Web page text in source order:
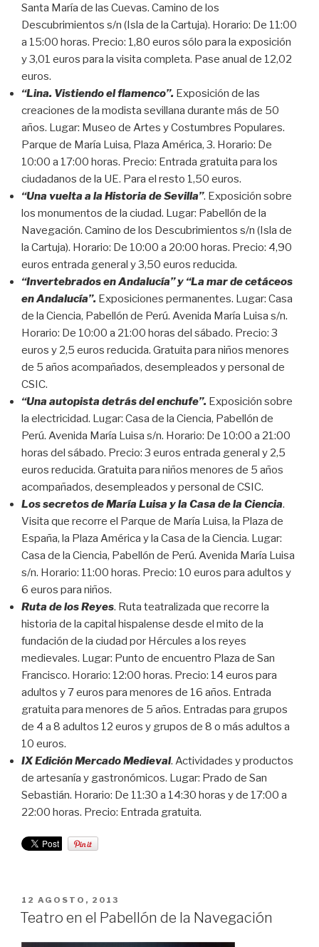
Santa María de las Cuevas. Camino de los
Descubrimientos s/n (Isla de la Cartuja). Horario: De 11:00
a 15:00 horas. Precio: 1,80 euros sólo para la exposición
y 3,01 euros para la visita completa. Pase anual de 12,02
euros.
“Lina. Vistiendo el flamenco”. Exposición de las
creaciones de la modista sevillana durante más de 50
años. Lugar: Museo de Artes y Costumbres Populares.
Parque de María Luisa, Plaza América, 3. Horario: De
10:00 a 17:00 horas. Precio: Entrada gratuita para los
ciudadanos de la UE. Para el resto 1,50 euros.
“Una vuelta a la Historia de Sevilla”. Exposición sobre
los monumentos de la ciudad. Lugar: Pabellón de la
Navegación. Camino de los Descubrimientos s/n (Isla de
la Cartuja). Horario: De 10:00 a 20:00 horas. Precio: 4,90
euros entrada general y 3,50 euros reducida.
“Invertebrados en Andalucía” y “La mar de cetáceos
en Andalucía”. Exposiciones permanentes. Lugar: Casa
de la Ciencia, Pabellón de Perú. Avenida María Luisa s/n.
Horario: De 10:00 a 21:00 horas del sábado. Precio: 3
euros y 2,5 euros reducida. Gratuita para niños menores
de 5 años acompañados, desempleados y personal de
CSIC.
“Una autopista detrás del enchufe”. Exposición sobre
la electricidad. Lugar: Casa de la Ciencia, Pabellón de
Perú. Avenida María Luisa s/n. Horario: De 10:00 a 21:00
horas del sábado. Precio: 3 euros entrada general y 2,5
euros reducida. Gratuita para niños menores de 5 años
acompañados, desempleados y personal de CSIC.
Los secretos de María Luisa y la Casa de la Ciencia.
Visita que recorre el Parque de María Luisa, la Plaza de
España, la Plaza América y la Casa de la Ciencia. Lugar:
Casa de la Ciencia, Pabellón de Perú. Avenida María Luisa
s/n. Horario: 11:00 horas. Precio: 10 euros para adultos y
6 euros para niños.
Ruta de los Reyes. Ruta teatralizada que recorre la
historia de la capital hispalense desde el mito de la
fundación de la ciudad por Hércules a los reyes
medievales. Lugar: Punto de encuentro Plaza de San
Francisco. Horario: 12:00 horas. Precio: 14 euros para
adultos y 7 euros para menores de 16 años. Entrada
gratuita para menores de 5 años. Entradas para grupos
de 4 a 8 adultos 12 euros y grupos de 8 o más adultos a
10 euros.
IX Edición Mercado Medieval. Actividades y productos
de artesanía y gastronómicos. Lugar: Prado de San
Sebastián. Horario: De 11:30 a 14:30 horas y de 17:00 a
22:00 horas. Precio: Entrada gratuita.
PUBLICADO
EL
12 AGOSTO, 2013
Teatro en el Pabellón de la Navegación